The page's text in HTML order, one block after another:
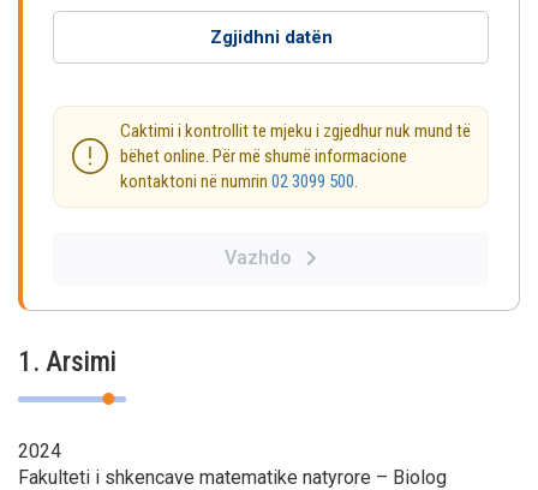
Zgjidhni datën
Caktimi i kontrollit te mjeku i zgjedhur nuk mund të
bëhet online. Për më shumë informacione
kontaktoni në numrin 02 3099 500.
Vazhdo
1. Arsimi
2024
Fakulteti i shkencave matematike natyrore – Biolog